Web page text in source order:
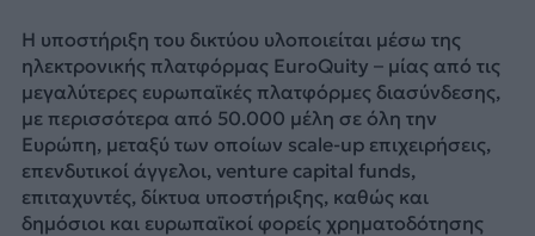
Η υποστήριξη του δικτύου υλοποιείται μέσω της
ηλεκτρονικής πλατφόρμας EuroQuity – μίας από τις
μεγαλύτερες ευρωπαϊκές πλατφόρμες διασύνδεσης,
με περισσότερα από 50.000 μέλη σε όλη την
Ευρώπη, μεταξύ των οποίων scale-up επιχειρήσεις,
επενδυτικοί άγγελοι, venture capital funds,
επιταχυντές, δίκτυα υποστήριξης, καθώς και
δημόσιοι και ευρωπαϊκοί φορείς χρηματοδότησης